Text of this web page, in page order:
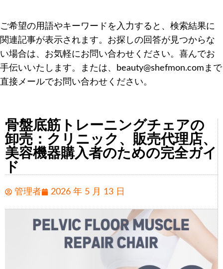
ご希望の用語やキーワードを入力すると、検索結果に
関連記事が表示されます。お探しの回答が見つからな
い場合は、お気軽にお問い合わせください。喜んでお
手伝いいたします。または、beauty@shefmon.comまで
直接メールでお問い合わせください。
骨盤底筋トレーニングチェアの
卸売：クリニック、販売代理店、
美容機器購入者のための完全ガイ
ド
管理者 2026 年 5 月 13 日